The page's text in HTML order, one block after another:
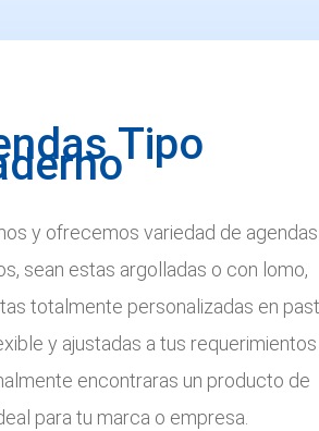
Tipo
y ofrecemos variedad de
sean estas argolladas o con lomo,
totalmente personalizadas en
y ajustadas a tus requerimientos
encontraras un producto de
para tu marca o empresa.